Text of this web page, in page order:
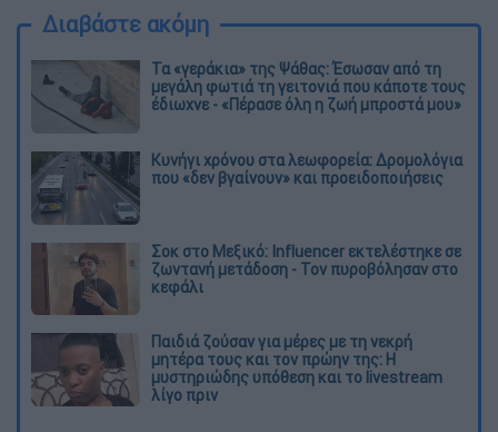
Διαβάστε ακόμη
Τα «γεράκια» της Ψάθας: Έσωσαν από τη
μεγάλη φωτιά τη γειτονιά που κάποτε τους
έδιωχνε - «Πέρασε όλη η ζωή μπροστά μου»
Κυνήγι χρόνου στα λεωφορεία: Δρομολόγια
που «δεν βγαίνουν» και προειδοποιήσεις
Σοκ στο Μεξικό: Influencer εκτελέστηκε σε
ζωντανή μετάδοση - Τον πυροβόλησαν στο
κεφάλι
Παιδιά ζούσαν για μέρες με τη νεκρή
μητέρα τους και τον πρώην της: Η
μυστηριώδης υπόθεση και το livestream
λίγο πριν